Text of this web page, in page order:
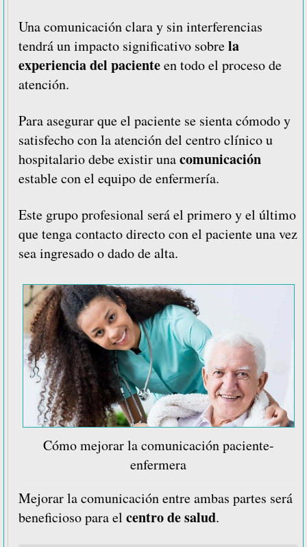
Una comunicación clara y sin interferencias
tendrá un impacto significativo sobrela
experiencia del pacienteen todo el proceso de
atención.
Para asegurar que el paciente se sienta cómodo y
satisfecho con la atención del centro clínico u
hospitalario debe existir unacomunicación
estable con el equipo de enfermería.
Este grupo profesional será el primero y el último
que tenga contacto directo con el paciente una vez
sea ingresado o dado de alta.
Cómo mejorar la comunicación paciente-
enfermera
Mejorar la comunicación entre ambas partes será
beneficioso para el centro de salud.